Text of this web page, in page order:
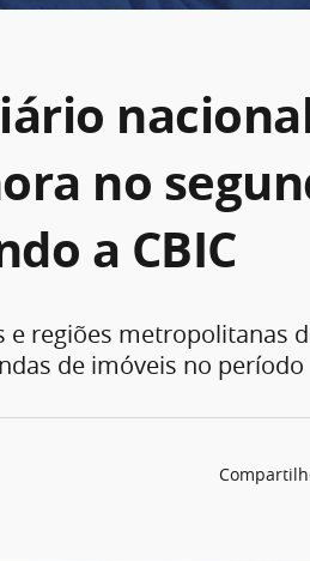
no
a CBIC
e regiões metropolitanas
de imóveis no período